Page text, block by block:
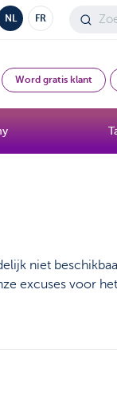
NL FR
Word gratis klant
niet
excuses voor